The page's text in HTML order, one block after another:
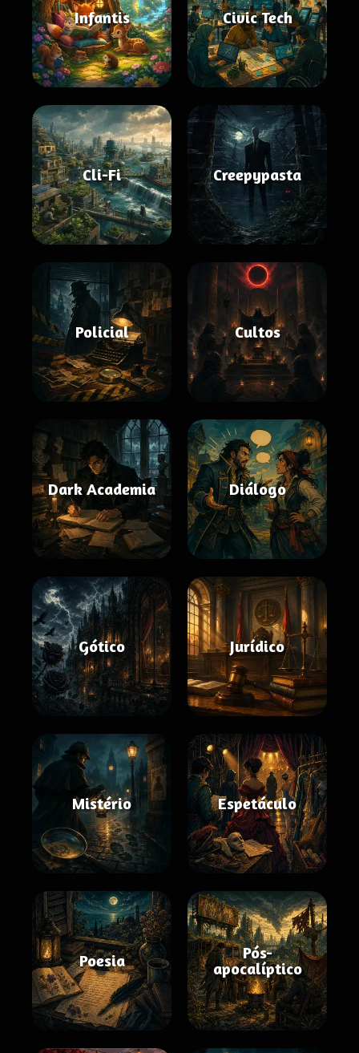
Infantis Civic Tech
Cli-Fi Creepypasta
Policial Cultos
Dark Academia Diálogo
Gótico Jurídico
Mistério Espetáculo
Poesia
Pós-
apocalíptico